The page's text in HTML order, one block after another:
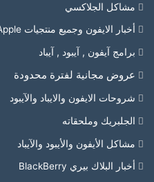
مشاكل الجلاكسي
أخبار الايفون وجميع منتجيات Apple
برامج آيفون , آيبود , آيباد
عروض مجانية لفترة محدودة
شروحات الايفون والايباد والآيبود
الجلبريك وملحقاته
مشاكل الأيفون والأيبود والآيباد
أخبار البلاك بيري BlackBerry